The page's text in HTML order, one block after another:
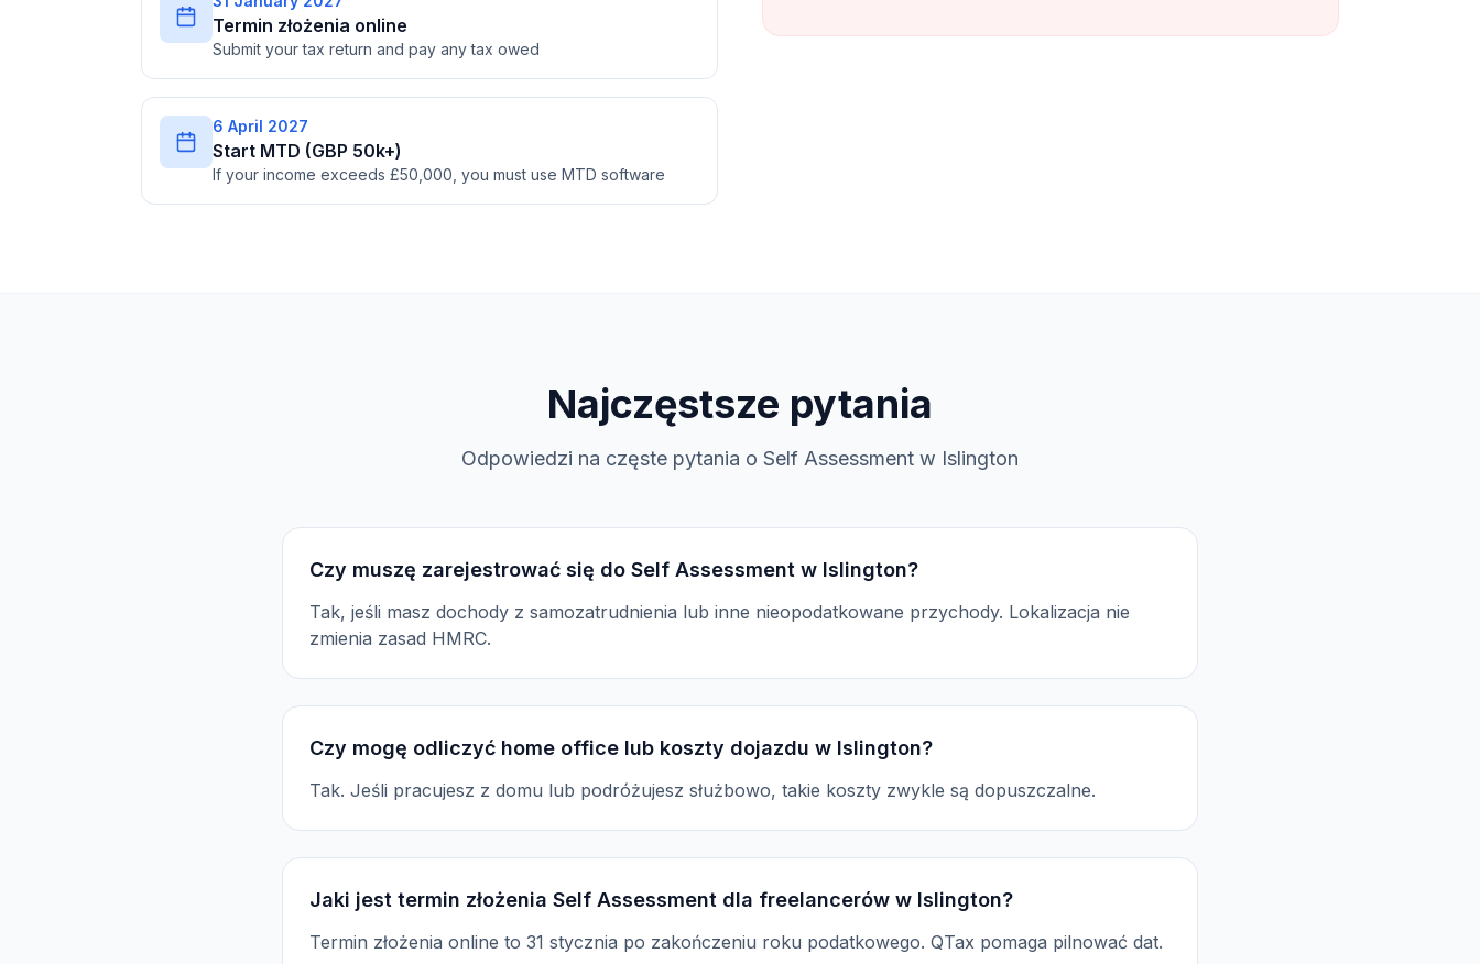
Termin złożenia online
Submit your tax return and pay any tax owed
6 April 2027
Start MTD (GBP 50k+)
If your income exceeds £50,000, you must use MTD software
Najczęstsze pytania
Odpowiedzi na częste pytania o Self Assessment w Islington
Czy muszę zarejestrować się do Self Assessment w Islington?
Tak, jeśli masz dochody z samozatrudnienia lub inne nieopodatkowane przychody. Lokalizacja nie
zmienia zasad HMRC.
Czy mogę odliczyć home office lub koszty dojazdu w Islington?
Tak. Jeśli pracujesz z domu lub podróżujesz służbowo, takie koszty zwykle są dopuszczalne.
Jaki jest termin złożenia Self Assessment dla freelancerów w Islington?
Termin złożenia online to 31 stycznia po zakończeniu roku podatkowego. QTax pomaga pilnować dat.